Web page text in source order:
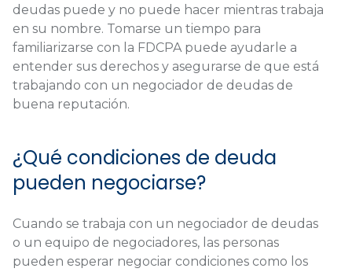
deudas puede y no puede hacer mientras trabaja
en su nombre. Tomarse un tiempo para
familiarizarse con la FDCPA puede ayudarle a
entender sus derechos y asegurarse de que está
trabajando con un negociador de deudas de
buena reputación.
¿Qué condiciones de deuda
pueden negociarse?
Cuando se trabaja con un negociador de deudas
o un equipo de negociadores, las personas
pueden esperar negociar condiciones como los